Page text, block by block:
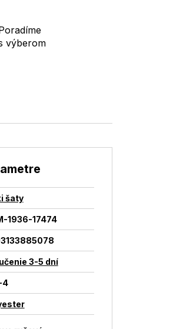
výberom
šaty
1936-17474
3-5 dní
4